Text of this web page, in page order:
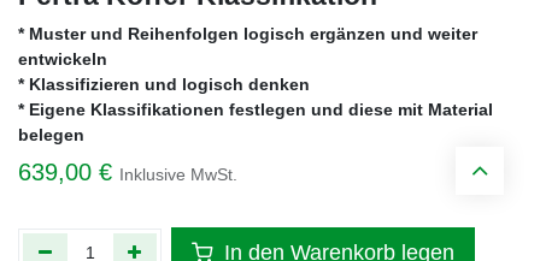
* Muster und Reihenfolgen logisch ergänzen und weiter
entwickeln
* Klassifizieren und logisch denken
* Eigene Klassifikationen festlegen und diese mit Material
belegen
639,00 € Inklusive MwSt.
In den Warenkorb legen